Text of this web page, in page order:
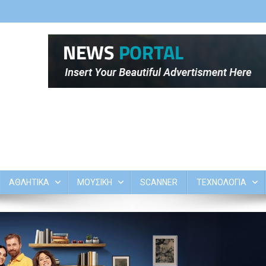
ΑΘΛΗΤΙΚΑ ΜΟΥΣΙΚΗ SCANNER ΤΕΧΝΟΛΟΓΙΑ